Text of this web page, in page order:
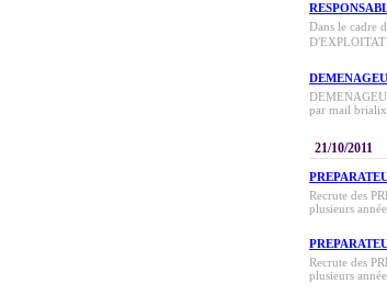
Dans le cadre
par mail
21/10/2011
Recrute des
plusieurs
Recrute des
plusieurs